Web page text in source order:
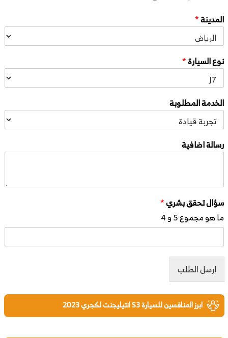
المدينة*
نوع السيارة*
الخدمة المطلوبة
رسالة اضافية
سؤال تحقق بشري*
ما هو مجموع 5 و 4
ارسل الطلب
ابرز المنافسين للسيارة S3 انتيليجنت لكجري 2023